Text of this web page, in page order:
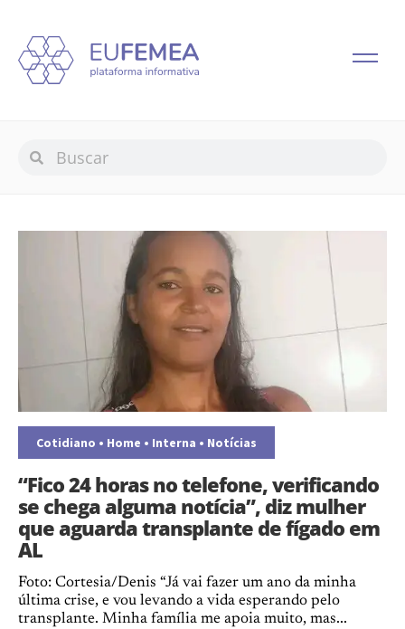
Cotidiano • Home • Interna • Notícias
“Fico 24 horas no telefone, verificando
se chega alguma notícia”, diz mulher
que aguarda transplante de fígado em
AL
Foto: Cortesia/Denis “Já vai fazer um ano da minha
última crise, e vou levando a vida esperando pelo
transplante. Minha família me apoia muito, mas...